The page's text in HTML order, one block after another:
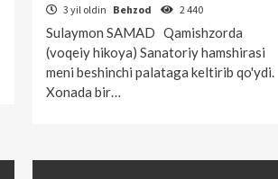
3 yil oldin Behzod 2 440
Sulaymon SAMAD Qamishzorda
(voqeiy hikoya) Sanatoriy hamshirasi
meni beshinchi palataga keltirib qo'ydi.
Xonada bir…